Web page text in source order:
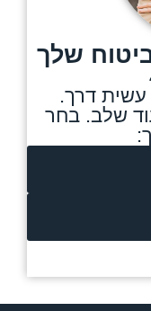
שלך
דרך.
שלב. בחר